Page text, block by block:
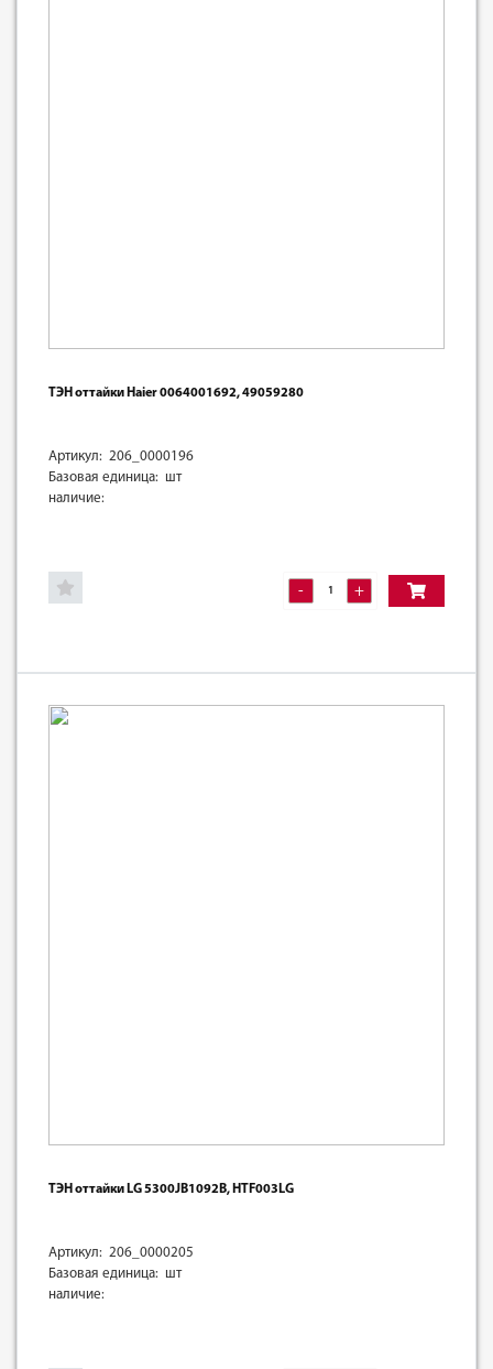
ТЭН оттайки Haier 0064001692, 49059280
Артикул: 206_0000196
Базовая единица: шт
наличие:
- +
ТЭН оттайки LG 5300JB1092B, HTF003LG
Артикул: 206_0000205
Базовая единица: шт
наличие: